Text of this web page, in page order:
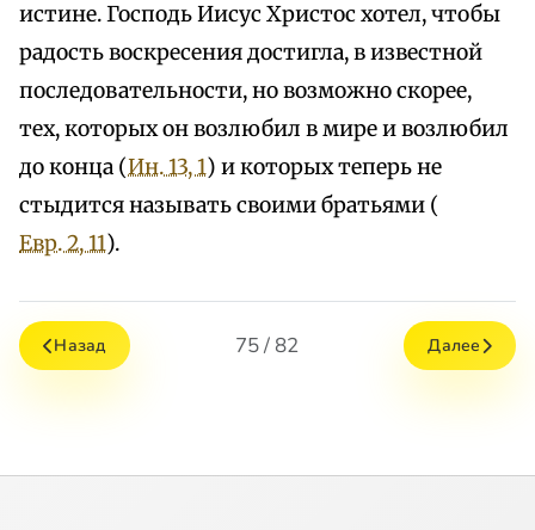
истине. Господь Иисус Христос хотел, чтобы
радость воскресения достигла, в известной
последовательности, но возможно скорее,
тех, которых он возлюбил в мире и возлюбил
до конца (Ин. 13, 1) и которых теперь не
стыдится называть своими братьями (
Евр. 2, 11).
Назад 75 / 82 Далее